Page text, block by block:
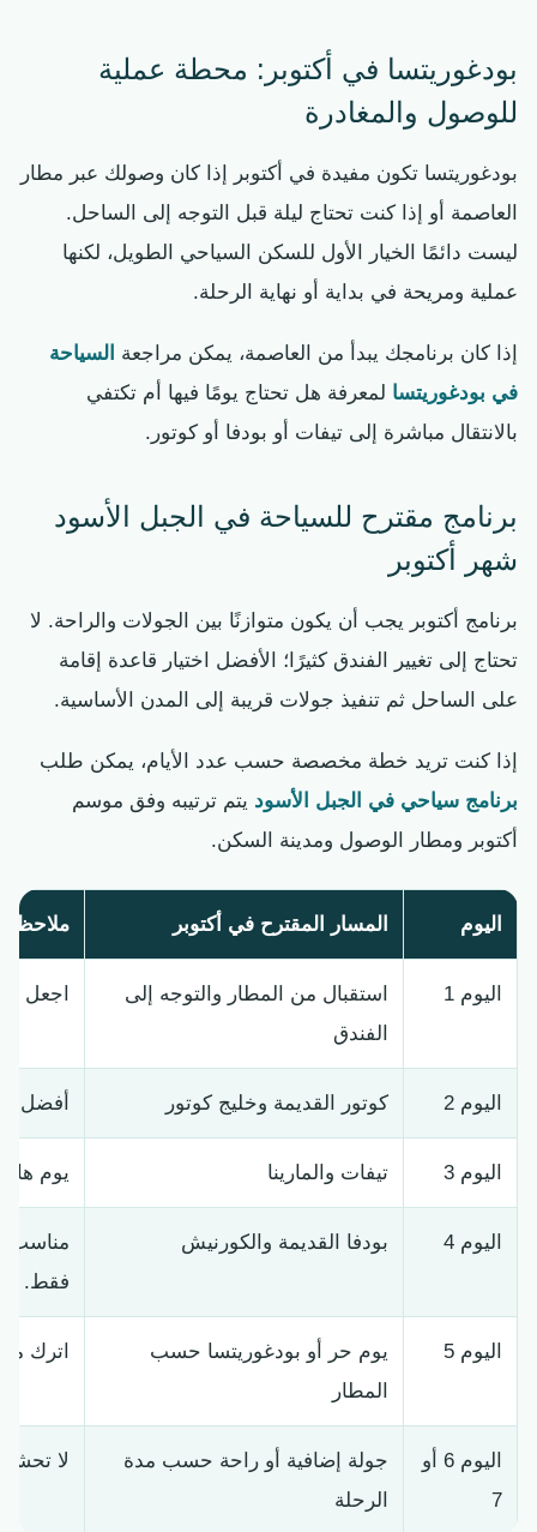
بودغوريتسا في أكتوبر: محطة عملية
للوصول والمغادرة
بودغوريتسا تكون مفيدة في أكتوبر إذا كان وصولك عبر مطار
العاصمة أو إذا كنت تحتاج ليلة قبل التوجه إلى الساحل.
ليست دائمًا الخيار الأول للسكن السياحي الطويل، لكنها
عملية ومريحة في بداية أو نهاية الرحلة.
إذا كان برنامجك يبدأ من العاصمة، يمكن مراجعة السياحة
في بودغوريتسا لمعرفة هل تحتاج يومًا فيها أم تكتفي
بالانتقال مباشرة إلى تيفات أو بودفا أو كوتور.
برنامج مقترح للسياحة في الجبل الأسود
شهر أكتوبر
برنامج أكتوبر يجب أن يكون متوازنًا بين الجولات والراحة. لا
تحتاج إلى تغيير الفندق كثيرًا؛ الأفضل اختيار قاعدة إقامة
على الساحل ثم تنفيذ جولات قريبة إلى المدن الأساسية.
إذا كنت تريد خطة مخصصة حسب عدد الأيام، يمكن طلب
برنامج سياحي في الجبل الأسود يتم ترتيبه وفق موسم
أكتوبر ومطار الوصول ومدينة السكن.
اليوم المسار المقترح في أكتوبر ملاحظة
اليوم 1
استقبال من المطار والتوجه إلى
الفندق
اجعل
اليوم 2 كوتور القديمة وخليج كوتور أفضل
اليوم 3 تيفات والمارينا يوم
اليوم 4 بودفا القديمة والكورنيش
مناسب
فقط.
اليوم 5
يوم حر أو بودغوريتسا حسب
المطار
اترك
اليوم 6 أو
7
جولة إضافية أو راحة حسب مدة
الرحلة
لا تحشو